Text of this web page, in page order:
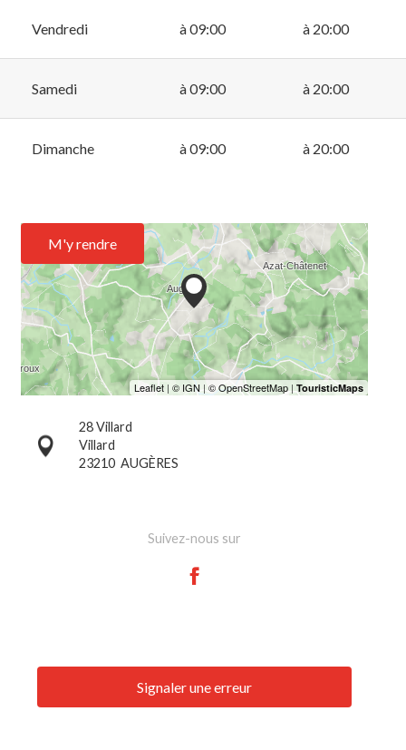
Vendredi à 09:00 à 20:00
Samedi à 09:00 à 20:00
Dimanche à 09:00 à 20:00
M'y rendre
28 Villard
Villard
23210 AUGÈRES
Suivez-nous sur
Signaler une erreur